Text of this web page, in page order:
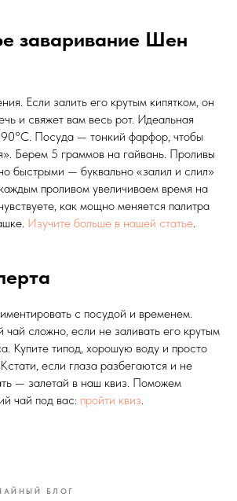
заваривание Шен
Если залить его крутым кипятком, он
и свяжет вам весь рот. Идеальная
Посуда — тонкий фарфор, чтобы
Берем 5 граммов на гайвань. Проливы
быстрыми — буквально «залил и слил»
проливом увеличиваем время на
как мощно меняется палитра
Изучите больше в нашей статье.
с посудой и временем.
чай сложно, если не заливать его крутым
Купите типод, хорошую воду и просто
если глаза разбегаются и не
— залетай в наш квиз. Поможем
чай под вас: пройти квиз.
БЛОГ